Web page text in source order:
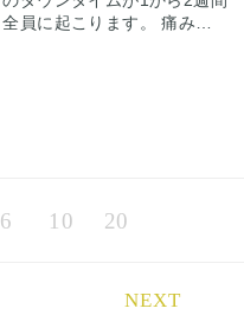
全員に起こります。 痛みは3
人差があるので、手術を受け
のでご注意下さい。 カウンセ
6 10 20
NEXT